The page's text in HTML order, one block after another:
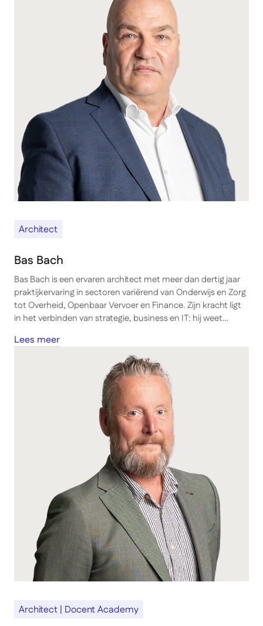
Architect
Bas Bach
Bas Bach is een ervaren architect met meer dan dertig jaar
praktijkervaring in sectoren variërend van Onderwijs en Zorg
tot Overheid, Openbaar Vervoer en Finance. Zijn kracht ligt
in het verbinden van strategie, business en IT: hij weet
keuzes en realistische architecturen die verandering
Lees meer
Architect | Docent Academy